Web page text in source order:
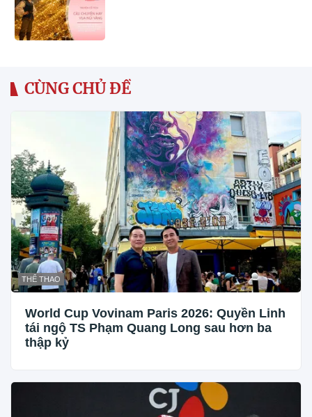
CÙNG CHỦ ĐỀ
THỂ THAO
World Cup Vovinam Paris 2026: Quyền Linh
tái ngộ TS Phạm Quang Long sau hơn ba
thập kỷ